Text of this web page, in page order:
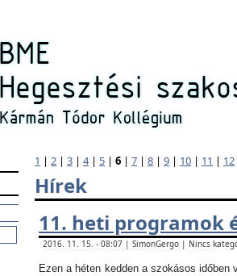
1 | 2 | 3 | 4| 5 | 6 | 7 | 8 | 9 | 10 | 11 | 12
Hírek
11. heti programok
2016. 11. 15. - 08:07 | SimonGergo | Nincs
Ezen a héten kedden a szokásos